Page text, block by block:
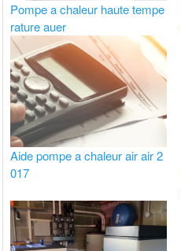
Pompe a chaleur haute tempe
rature auer
Aide pompe a chaleur air air 2
017